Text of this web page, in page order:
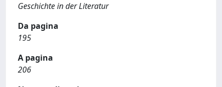
Geschichte in der Literatur
Da pagina
195
A pagina
206